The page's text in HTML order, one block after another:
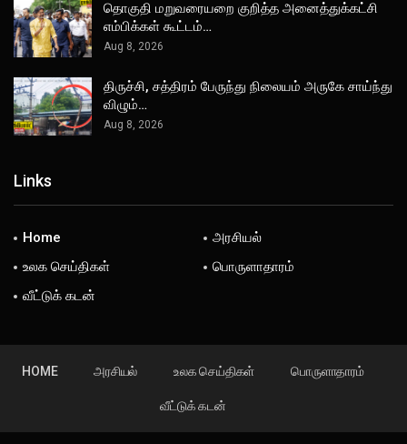
தொகுதி மறுவரையறை குறித்த அனைத்துக்கட்சி
எம்பிக்கள் கூட்டம்…
Aug 8, 2026
திருச்சி, சத்திரம் பேருந்து நிலையம் அருகே சாய்ந்து
விழும்…
Aug 8, 2026
Links
Home
அரசியல்
உலக செய்திகள்
பொருளாதாரம்
வீட்டுக் கடன்
HOME அரசியல் உலக செய்திகள் பொருளாதாரம்
வீட்டுக் கடன்